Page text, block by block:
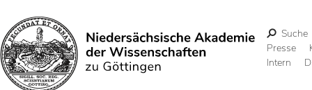
Suchen
Suche
Presse
Intern